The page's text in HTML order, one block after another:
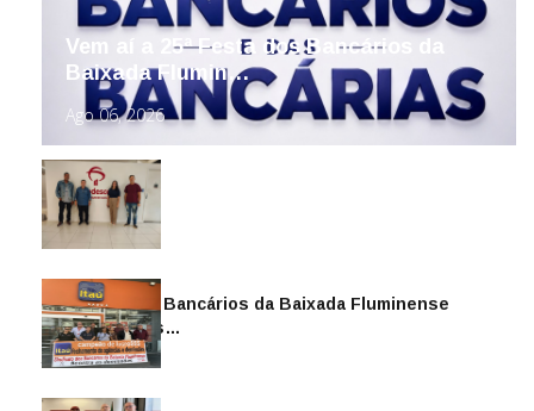
Vem aí a 25ª Festa dos Bancários da
Baixada Flumin…
Ago 06, 2026
Sindicato dos Bancários da Baixada Fluminense
reintegra mais…
Jul 14, 2026